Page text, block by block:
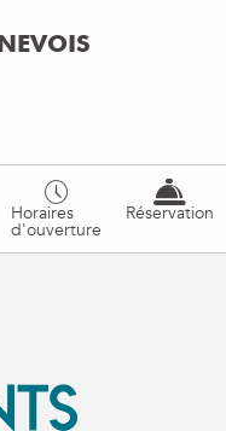
Horaires
d'ouverture
Réservation